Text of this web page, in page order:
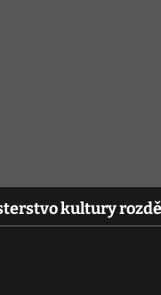
kultury